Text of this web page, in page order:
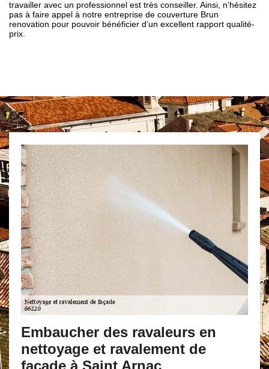
travailler avec un professionnel est très conseiller. Ainsi, n’hésitez
pas à faire appel à notre entreprise de couverture Brun
renovation pour pouvoir bénéficier d’un excellent rapport qualité-
prix.
Embaucher des ravaleurs en
nettoyage et ravalement de
façade à Saint Arnac